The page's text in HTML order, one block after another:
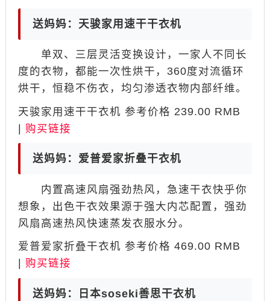
送妈妈：天骏家用速干干衣机
单双、三层灵活变换设计，一家人不同长
度的衣物，都能一次性烘干，360度对流循环
烘干，恒稳不伤衣，均匀渗透衣物内部纤维。
天骏家用速干干衣机 参考价格 239.00 RMB
| 购买链接
送妈妈：爱普爱家折叠干衣机
内置高速风扇强劲热风，急速干衣快乎你
想象，出色干衣效果源于强大内芯配置，强劲
风扇高速热风快速蒸发衣服水分。
爱普爱家折叠干衣机 参考价格 469.00 RMB
购买链接
送妈妈：日本soseki善思干衣机